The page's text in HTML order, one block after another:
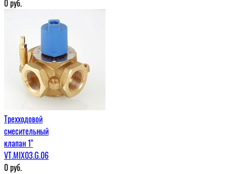
0руб.
Трехходовой
смесительный
клапан 1"
VT.MIX03.G.06
0руб.